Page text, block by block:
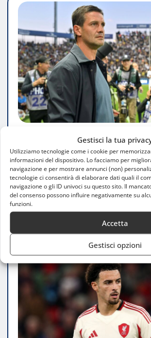
Gestisci la tua
Utilizziamo tecnologie come i cookie per
informazioni del dispositivo. Lo facciamo per
navigazione e per mostrare annunci (non)
tecnologie ci consentirà di elaborare dati quali il
navigazione o gli ID univoci su questo sito. Il
del consenso possono influire negativamente su
funzioni.
Accetta
Gestisci opzioni
Inter, Romero sempre più
verbale con il Tottenham, ma
ancora il sì definitivo